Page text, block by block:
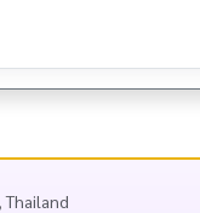
Thailand